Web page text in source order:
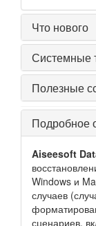
Что нового
Системные
Полезные
Подробное
Aiseesoft
Windows и
случаев
сценариев,